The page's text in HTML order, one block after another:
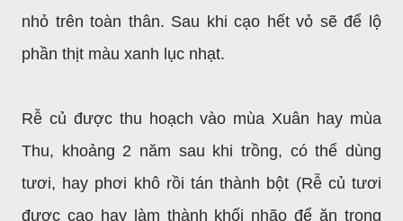
nhỏ trên toàn thân. Sau khi cạo hết vỏ sẽ để lộ
phần thịt màu xanh lục nhạt.
Rễ củ được thu hoạch vào mùa Xuân hay mùa
Thu, khoảng 2 năm sau khi trồng, có thể dùng
tươi, hay phơi khô rồi tán thành bột (Rễ củ tươi
được cạo hay làm thành khối nhão để ăn trong